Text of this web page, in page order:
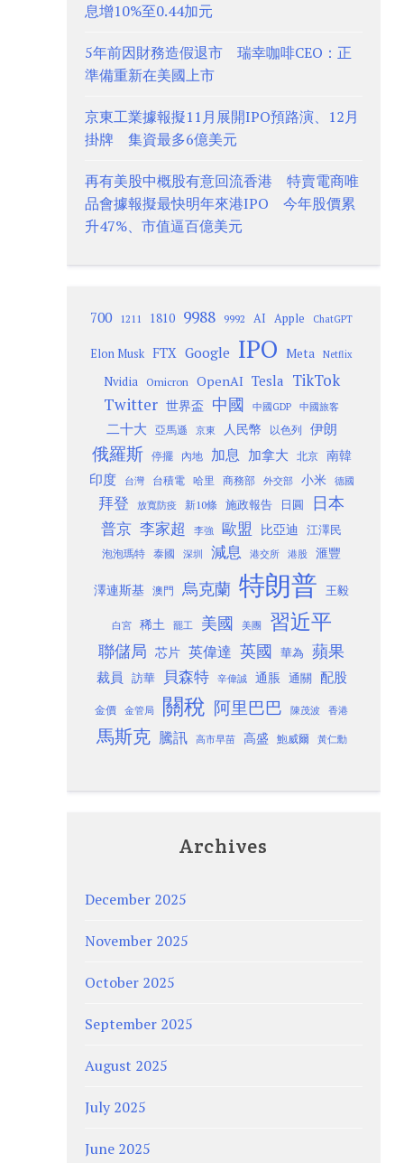
息增10%至0.44加元
5年前因財務造假退市 瑞幸咖啡CEO：正
準備重新在美國上市
京東工業據報擬11月展開IPO預路演、12月
掛牌 集資最多6億美元
再有美股中概股有意回流香港 特賣電商唯
品會據報擬最快明年來港IPO 今年股價累
升47%、市值逼百億美元
700 1211 1810 9988 9992 AI Apple ChatGPT
Elon Musk FTX Google IPO Meta Netflix
Nvidia Omicron OpenAI Tesla TikTok
Twitter 世界盃 中國 中國GDP 中國旅客
二十大 亞馬遜 京東 人民幣 以色列 伊朗
俄羅斯 停擺 內地 加息 加拿大 北京
南韓
印度
台灣 台積電 哈里 商務部 外交部 小米 德國
拜登 放寬防疫 新10條 施政報告 日圓 日本
普京 李家超 李強 歐盟 比亞迪 江澤民
泡泡瑪特 泰國 深圳 減息 港交所 港股 滙豐
澤連斯基 澳門 烏克蘭 特朗普 王毅
白宮 稀土 罷工 美國 美團 習近平
聯儲局 芯片 英偉達 英國 華為 蘋果
裁員 訪華 貝森特 辛偉誠 通脹 通關 配股
金價 金管局 關稅 阿里巴巴 陳茂波 香港
馬斯克 騰訊 高市早苗 高盛 鮑威爾 黃仁勳
Archives
December 2025
November 2025
October 2025
September 2025
August 2025
July 2025
June 2025